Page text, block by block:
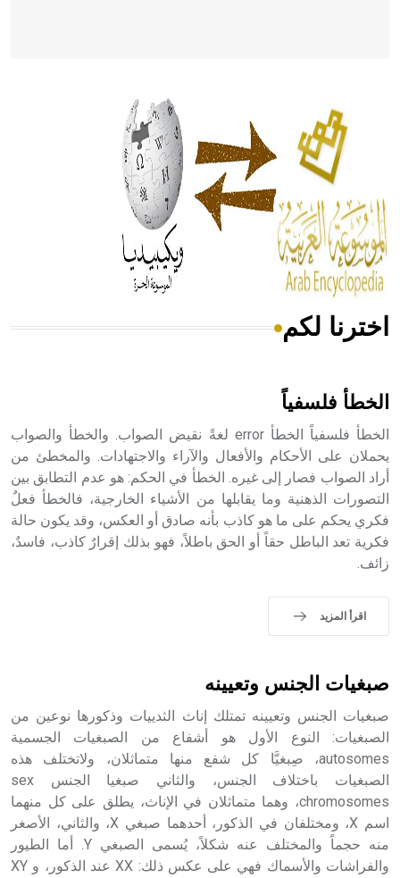
الحكم، الأدلة، تنظيم التغذية، ورسالته في جروح الرأس. ويعود
له الفضل بأنه حرر الطب من الدين والفلسفة.
- هل تعلم أن المرجان إفراز حيواني يتكون في البحر ويتركب
من مادة كربونات الكلسيوم، وهو أحمر أو شديد الحمرة وهو
أجود أنواعه، ويمتاز بكبر الحجم ويسمى الش
هل تعلم أن الأبسيد كلمة فرنسية اللفظ تم اعتمادها مصطلحاً
- هل تعلم أن أبجر Abgar اسم معروف جيداً يعود إلى عدد من
الملوك الذين حكموا مدينة إديسا (الرها) من أبجر الأول وحتى
التاسع، وهم ينتسبون إلى أسرة أوسروين
اخترنا لكم
الخطأ فلسفياً
الخطأ فلسفياً الخطأ error لغةً نقيض الصواب. والخطأ والصواب
يحملان على الأحكام والأفعال والآراء والاجتهادات. والمخطئ من
أراد الصواب فصار إلى غيره. الخطأ في الحكم: هو عدم التطابق بين
التصورات الذهنية وما يقابلها من الأشياء الخارجية، فالخطأ فعلٌ
فكري يحكم على ما هو كاذب بأنه صادق أو العكس، وقد يكون حالة
فكرية تعد الباطل حقاً أو الحق باطلاً، فهو بذلك إقرارٌ كاذب، فاسدٌ،
زائف.
اقرأ المزيد
صبغيات الجنس وتعيينه
صبغيات الجنس وتعيينه تمتلك إناث الثدييات وذكورها نوعين من
الصبغيات: النوع الأول هو أشفاع من الصبغيات الجسمية
autosomes، صِبغيَّا كل شفع منها متماثلان، ولاتختلف هذه
الصبغيات باختلاف الجنس، والثاني صبغيا الجنس sex
chromosomes، وهما متماثلان في الإناث، يطلق على كل منهما
اسم X، ومختلفان في الذكور، أحدهما صبغي X، والثاني، الأصغر
منه حجماً والمختلف عنه شكلاً، يُسمى الصبغي Y. أما الطيور
والفراشات والأسماك فهي على عكس ذلك: XX عند الذكور، و XY